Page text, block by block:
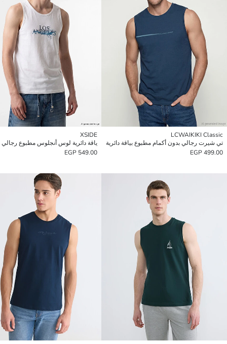
LCWAIKIKI Classic
تي شيرت رجالي بدون أكمام مطبوع بياقة دائرية
499.00 EGP
XSIDE
549.00 EGP